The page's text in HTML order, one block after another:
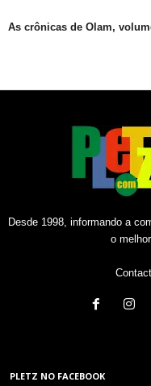
As crônicas de Olam,
Desde 1998, informando a
o
PLETZ NO FACEBOOK